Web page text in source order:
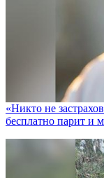
«Никто не
бесплатно парит и